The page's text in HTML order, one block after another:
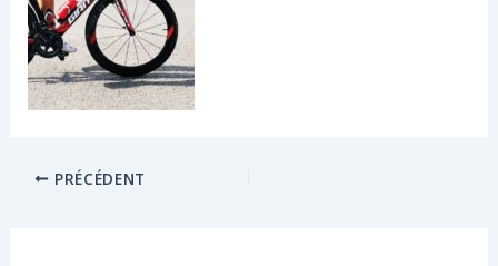
PRÉCÉDENT